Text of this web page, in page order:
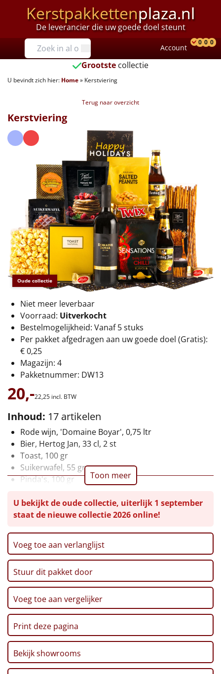
Kerstpakkettenplaza.nl
De leverancier die uw goede doel steunt
Prijzen
Tot €25
€25 tot €35
€40 tot €45
€50 tot €55
€55 tot €75
€75 tot €100
€100 en hoger
Alle kerstpakketten 2026
Origineel
Rituals
Luxe
Mannen
Vrouwen
Duurzaam
Leuke
Goedkope
Uniek
Alle thema's
Artikel
Hitster NIEUW
Pizzarette
Tas
Wake up light
NIEUW
Borrelplank
Account
0 0 0
Grootste collectie
U bevindt zich hier: Home» Kerstviering
Terug naar overzicht
Oude collectie
Kerstviering
Niet meer leverbaar
Voorraad: Uitverkocht
Bestelmogelijkheid: Vanaf 5 stuks
Per pakket afgedragen aan uw goede doel (Gratis):
€ 0,25
Magazijn: 4
Pakketnummer: DW13
20,-22,25 incl. BTW
Inhoud: 17 artikelen
Rode wijn, 'Domaine Boyar', 0,75 ltr
Bier, Hertog Jan, 33 cl, 2 st
Toast, 100 gr
Suikerwafel, 55 gr
Pinda's, 100 gr
Popcorn, 50 gr
Pretzelsticks XXL, 200 gr
Pannenkoekenmix, 180 gr
Nougat, 10 gr, 2 st
Kerstkaart 'Happy Holidays'
Verpakt in een feestelijke kerstdoos, 39 x 29 x 12,6
cm
Toon meer
U bekijkt de oude collectie, uiterlijk 1 september
staat de nieuwe collectie 2026 online!
Voeg toe aan verlanglijst
Stuur dit pakket door
Voeg toe aan vergelijker
Print deze pagina
Bekijk showrooms